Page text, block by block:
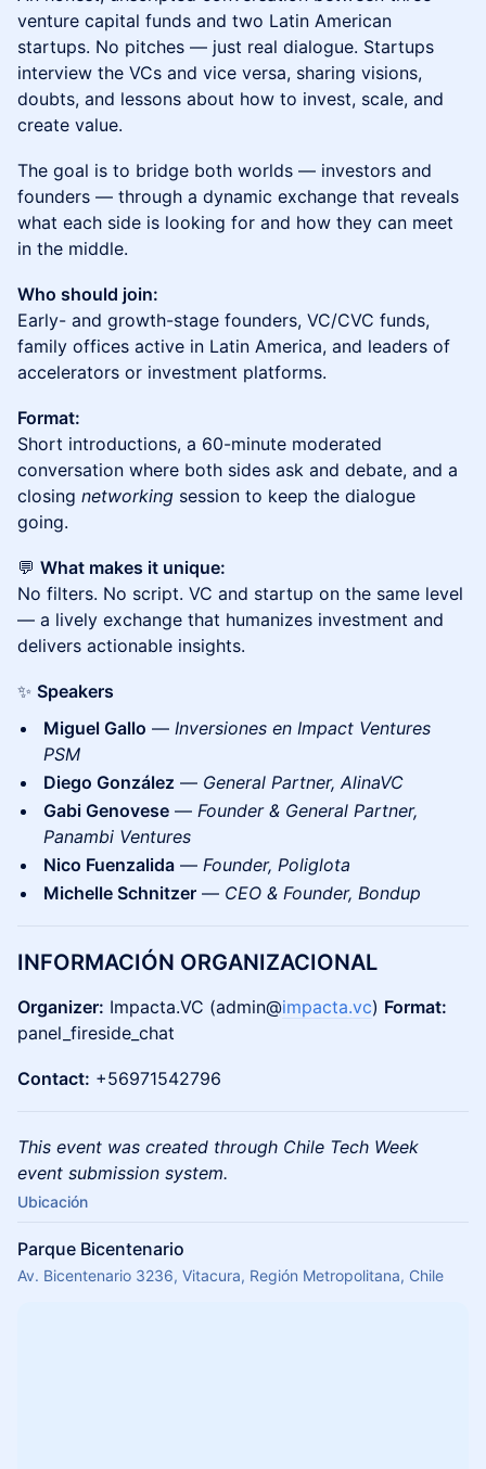
venture capital funds and two Latin American
startups. No pitches — just real dialogue. Startups
interview the VCs and vice versa, sharing visions,
doubts, and lessons about how to invest, scale, and
create value.
The goal is to bridge both worlds — investors and
founders — through a dynamic exchange that reveals
what each side is looking for and how they can meet
in the middle.
Who should join:
Early- and growth-stage founders, VC/CVC funds,
family offices active in Latin America, and leaders of
accelerators or investment platforms.
Format:
Short introductions, a 60-minute moderated
conversation where both sides ask and debate, and a
closing networking session to keep the dialogue
going.
💬 What makes it unique:
No filters. No script. VC and startup on the same level
— a lively exchange that humanizes investment and
delivers actionable insights.
✨ Speakers
Miguel Gallo — Inversiones en Impact Ventures
PSM
Diego González — General Partner, AlinaVC
Gabi Genovese — Founder & General Partner,
Panambi Ventures
Nico Fuenzalida — Founder, Poliglota
Michelle Schnitzer — CEO & Founder, Bondup
INFORMACIÓN ORGANIZACIONAL
Organizer: Impacta.VC (admin@impacta.vc) Format:
panel_fireside_chat
Contact: +56971542796
This event was created through Chile Tech Week
event submission system.
Ubicación
Parque Bicentenario
Av. Bicentenario 3236, Vitacura, Región Metropolitana, Chile